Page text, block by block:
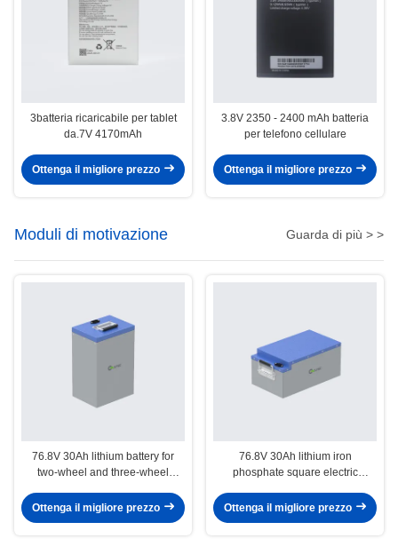
3batteria ricaricabile per tablet
da.7V 4170mAh
Ottenga il migliore prezzo
3.8V 2350 - 2400 mAh batteria
per telefono cellulare
Ottenga il migliore prezzo
Moduli di motivazione Guarda di più > >
76.8V 30Ah lithium battery for
two-wheel and three-wheel
Ottenga il migliore prezzo
76.8V 30Ah lithium iron
phosphate square electric
Ottenga il migliore prezzo